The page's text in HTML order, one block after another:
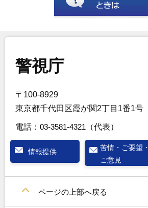
警視庁
〒100-8929
東京都千代田区霞が関2丁目1番1号
電話： 03-3581-4321 （代表）
情報提供
苦情・ご要望・
ご意見
ページの上部へ戻る